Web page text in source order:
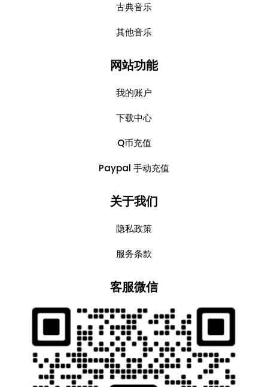
古典音乐
其他音乐
网站功能
我的账户
下载中心
Q币充值
Paypal 手动充值
关于我们
隐私政策
服务条款
客服微信